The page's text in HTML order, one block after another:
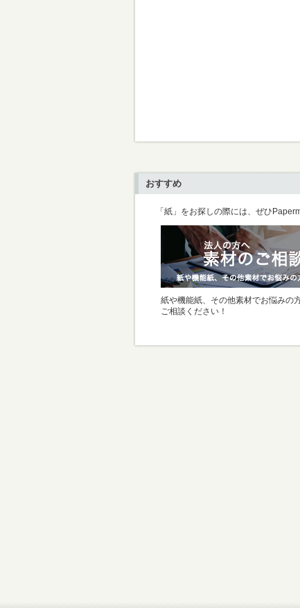
おすすめ
「紙」をお探しの際には、ぜひ
紙や機能紙、その他素材でお悩みの
ご相談ください！